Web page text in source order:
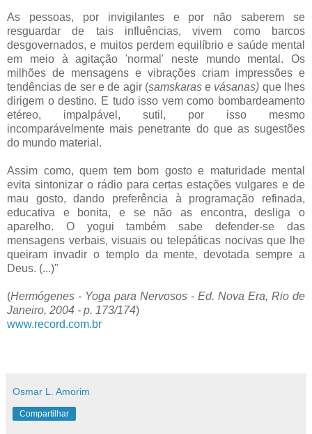
As pessoas, por invigilantes e por não saberem se
resguardar de tais influências, vivem como barcos
desgovernados, e muitos perdem equilíbrio e saúde mental
em meio à agitação 'normal' neste mundo mental. Os
milhões de mensagens e vibrações criam impressões e
tendências de ser e de agir (samskarase vásanas) que lhes
dirigem o destino. E tudo isso vem como bombardeamento
etéreo, impalpável, sutil, por isso mesmo
incomparávelmente mais penetrante do que as sugestões
do mundo material.
Assim como, quem tem bom gosto e maturidade mental
evita sintonizar o rádio para certas estações vulgares e de
mau gosto, dando preferência à programação refinada,
educativa e bonita, e se não as encontra, desliga o
aparelho. O yogui também sabe defender-se das
mensagens verbais, visuais ou telepáticas nocivas que lhe
queiram invadir o templo da mente, devotada sempre a
Deus. (...)"
(Hermógenes - Yoga para Nervosos - Ed. Nova Era, Rio de
Janeiro, 2004 - p. 173/174)
www.record.com.br
Osmar L. Amorim
Compartilhar